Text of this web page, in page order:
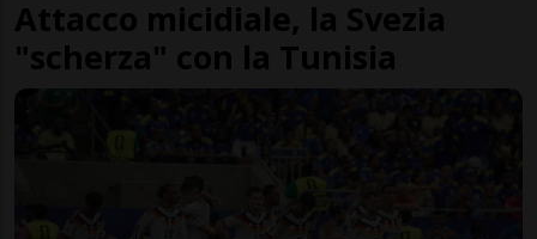
Attacco micidiale, la Svezia
"scherza" con la Tunisia